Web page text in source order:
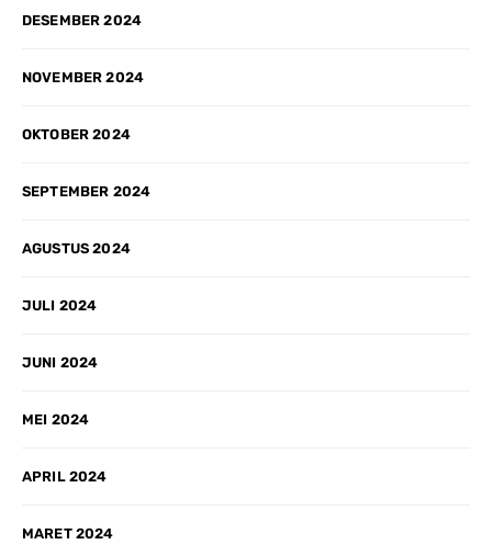
DESEMBER 2024
NOVEMBER 2024
OKTOBER 2024
SEPTEMBER 2024
AGUSTUS 2024
JULI 2024
JUNI 2024
MEI 2024
APRIL 2024
MARET 2024